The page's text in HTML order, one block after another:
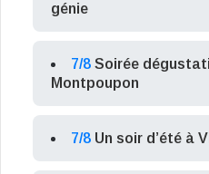
génie
7/8 Soirée
Montpoupon
7/8 Un soir d’été à